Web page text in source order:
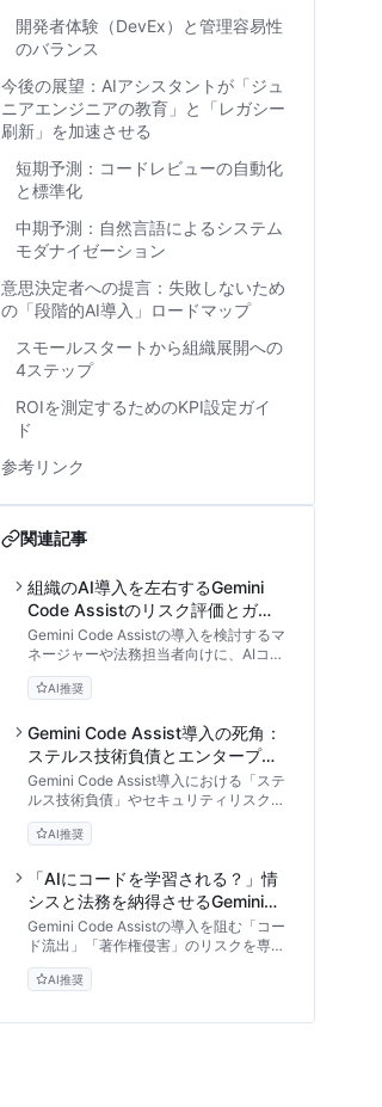
開発者体験（DevEx）と管理容易性
のバランス
今後の展望：AIアシスタントが「ジュ
ニアエンジニアの教育」と「レガシー
刷新」を加速させる
短期予測：コードレビューの自動化
と標準化
中期予測：自然言語によるシステム
モダナイゼーション
意思決定者への提言：失敗しないため
の「段階的AI導入」ロードマップ
スモールスタートから組織展開への
4ステップ
ROIを測定するためのKPI設定ガイ
ド
参考リンク
関連記事
組織のAI導入を左右するGemini
Code Assistのリスク評価とガバ
ナンス構築の実践アプローチ
Gemini Code Assistの導入を検討するマ
ネージャーや法務担当者向けに、AIコー
ド生成に潜む法的・技術的・運用リスク
の評価基準と、Google Cloud環境を活
チを論理的に紐解きます。
AI推奨
Gemini Code Assist導入の死角：
ステルス技術負債とエンタープラ
イズAIのリスク管理
Gemini Code Assist導入における「ステ
ルス技術負債」やセキュリティリスク、
ベンダーロックインを経営的視点から分
析。CTOや技術マネージャー向けに、
レームワークと意思決定のアプローチを
解説します。
AI推奨
「AIにコードを学習される？」情
シスと法務を納得させるGemini
Code Assistリスク管理フレーム
ワーク
Gemini Code Assistの導入を阻む「コー
ド流出」「著作権侵害」のリスクを専門
家が徹底分析。技術・運用・法務の3層
からなる防御策で、厳しいコンプライア
ドラインを解説します。
AI推奨